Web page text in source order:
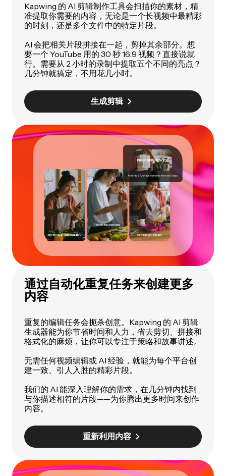
Kapwing 的 AI 剪辑制作工具会扫描你的素材，精
准提取你需要的内容，无论是一个长视频中最精彩
的时刻，还是多个文件中的特定片段。
AI 会把相关片段拼接在一起，剪掉其余部分。想
要一个 YouTube 用的 30 秒 16:9 视频？直接说就
行。需要从 2 小时的录制中提取五个不同的亮点？
几分钟就搞定，不用花几小时。
生成剪辑
通过自动化重复任务来创建更多
内容
重复的编辑任务会扼杀创意。Kapwing 的 AI 剪辑
生成器能为你节省时间和人力，省去剪切、拼接和
格式化的麻烦，让你可以专注于策略和故事讲述。
无需任何视频编辑或 AI 经验，就能为每个平台创
建一致、引人入胜的精彩片段。
我们的 AI 能深入理解你的需求，在几分钟内找到
与你描述相符的片段——为你腾出更多时间来创作
内容。
重新利用内容